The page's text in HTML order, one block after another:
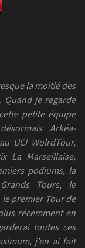
la moitié des
Quand je regarde
petite équipe
Arkéa-
UCI WolrdTour,
La Marseillaise,
podiums, la
Tours, le
le premier Tour de
récemment en
toutes ces
j’en ai fait